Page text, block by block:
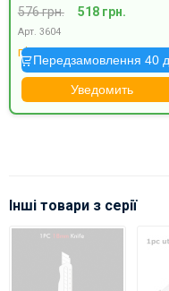
576 грн.
518 грн.
Арт. 3604
під замовлення
Передзамовлення 40
Уведомить
Інші товари з серії